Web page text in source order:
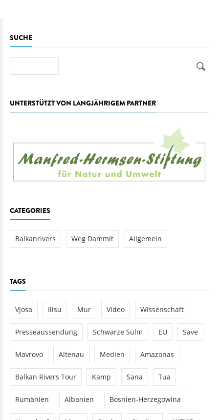
SUCHE
UNTERSTÜTZT VON LANGJÄHRIGEM PARTNER
CATEGORIES
Balkanrivers Weg Dammit Allgemein
TAGS
Vjosa Ilisu Mur Video Wissenschaft
Presseaussendung Schwarze Sulm EU Save
Mavrovo Altenau Medien Amazonas
Balkan Rivers Tour Kamp Sana Tua
Rumänien Albanien Bosnien-Herzegowina